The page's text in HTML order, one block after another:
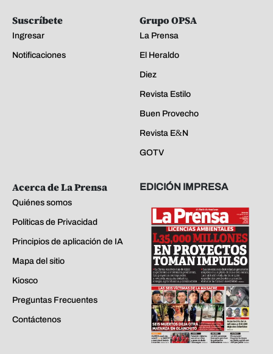
Suscríbete
Ingresar
Notificaciones
Grupo OPSA
La Prensa
El Heraldo
Diez
Revista Estilo
Buen Provecho
Revista E&N
GOTV
Acerca de La Prensa
Quiénes somos
Políticas de Privacidad
Principios de aplicación de IA
Mapa del sitio
Kiosco
Preguntas Frecuentes
Contáctenos
EDICIÓN IMPRESA